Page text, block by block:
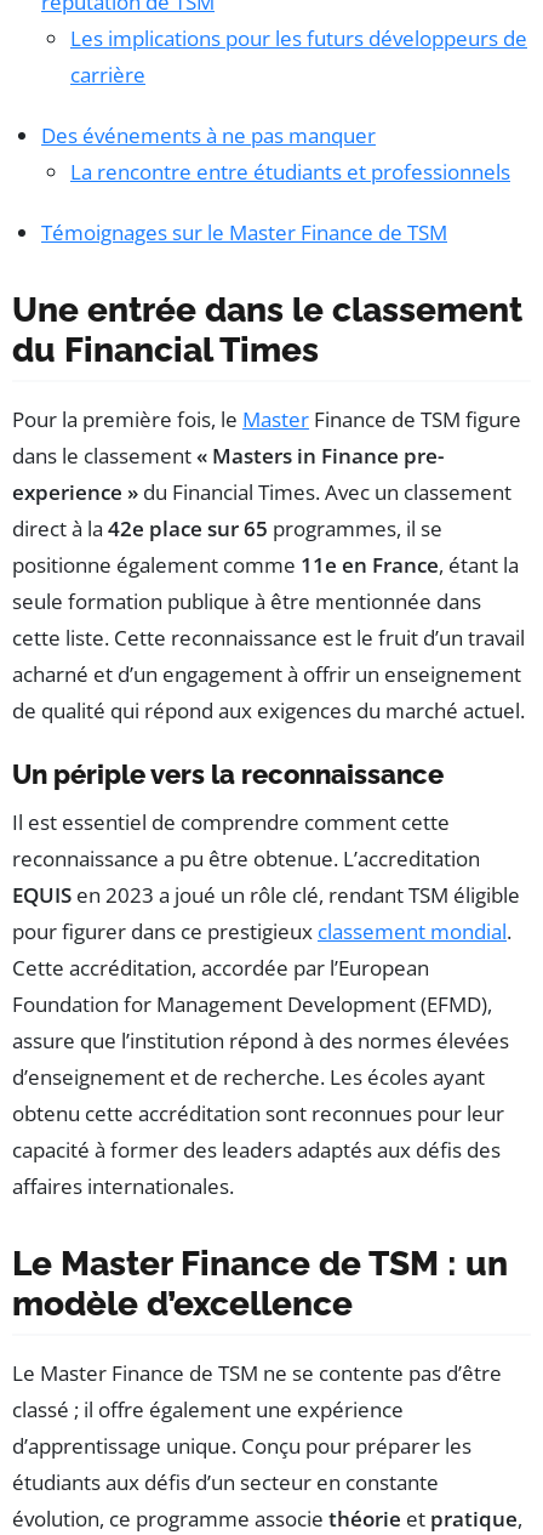
Les implications pour les futurs développeurs de
carrière
Des événements à ne pas manquer
La rencontre entre étudiants et professionnels
Témoignages sur le Master Finance de TSM
Une entrée dans le classement
du Financial Times
Pour la première fois, le Master Finance de TSM figure
dans le classement« Masters in Finance pre-
experience » du Financial Times. Avec un classement
direct à la 42e place sur 65 programmes, il se
positionne également comme 11e en France, étant la
seule formation publique à être mentionnée dans
cette liste. Cette reconnaissance est le fruit d’un travail
acharné et d’un engagement à offrir un enseignement
de qualité qui répond aux exigences du marché actuel.
Un périple vers la reconnaissance
Il est essentiel de comprendre comment cette
reconnaissance a pu être obtenue. L’accreditation
EQUIS en 2023 a joué un rôle clé, rendant TSM éligible
pour figurer dans ce prestigieux classement mondial.
Cette accréditation, accordée par l’European
Foundation for Management Development (EFMD),
assure que l’institution répond à des normes élevées
d’enseignement et de recherche. Les écoles ayant
obtenu cette accréditation sont reconnues pour leur
capacité à former des leaders adaptés aux défis des
affaires internationales.
Le Master Finance de TSM : un
modèle d’excellence
Le Master Finance de TSM ne se contente pas d’être
classé ; il offre également une expérience
d’apprentissage unique. Conçu pour préparer les
étudiants aux défis d’un secteur en constante
évolution, ce programme associe théorie et pratique,